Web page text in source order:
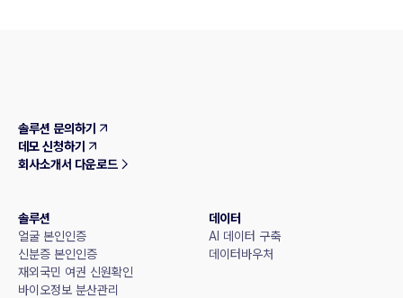
솔루션 문의하기
데모 신청하기
회사소개서 다운로드
솔루션
얼굴 본인인증
신분증 본인인증
재외국민 여권 신원확인
바이오정보 분산관리
데이터
AI 데이터 구축
데이터바우처